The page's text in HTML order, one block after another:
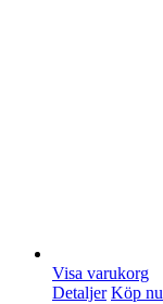
Visa varukorg
Detaljer Köp nu